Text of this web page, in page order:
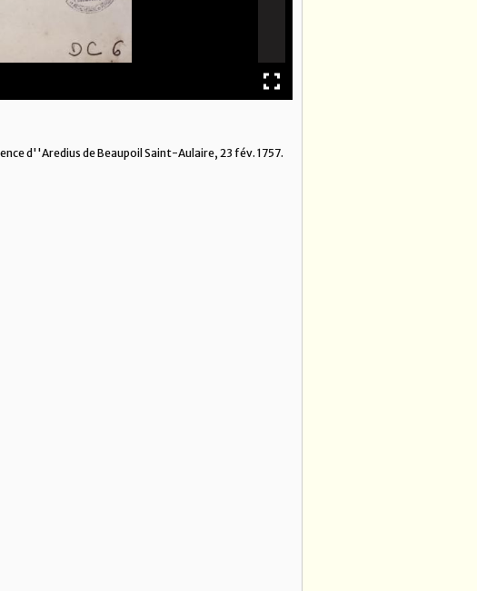
d''Aredius de Beaupoil Saint-Aulaire, 23 fév. 1757.